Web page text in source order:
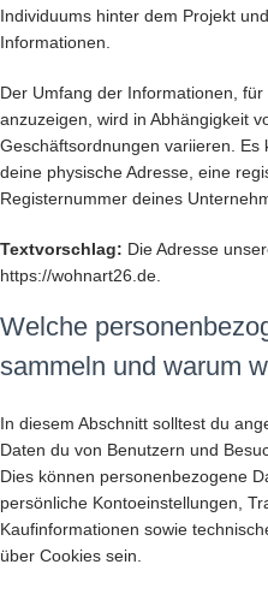
Individuums hinter dem Projekt
Informationen.
Der Umfang der Informationen,
anzuzeigen, wird in Abhängigkeit
Geschäftsordnungen variieren. Es
deine physische Adresse, eine
Registernummer deines
Textvorschlag: Die Adresse
https://wohnart26.de.
Welche
sammeln und warum
In diesem Abschnitt solltest du
Daten du von Benutzern und
Dies können personenbezogene
persönliche Kontoeinstellungen,
Kaufinformationen sowie
über Cookies sein.